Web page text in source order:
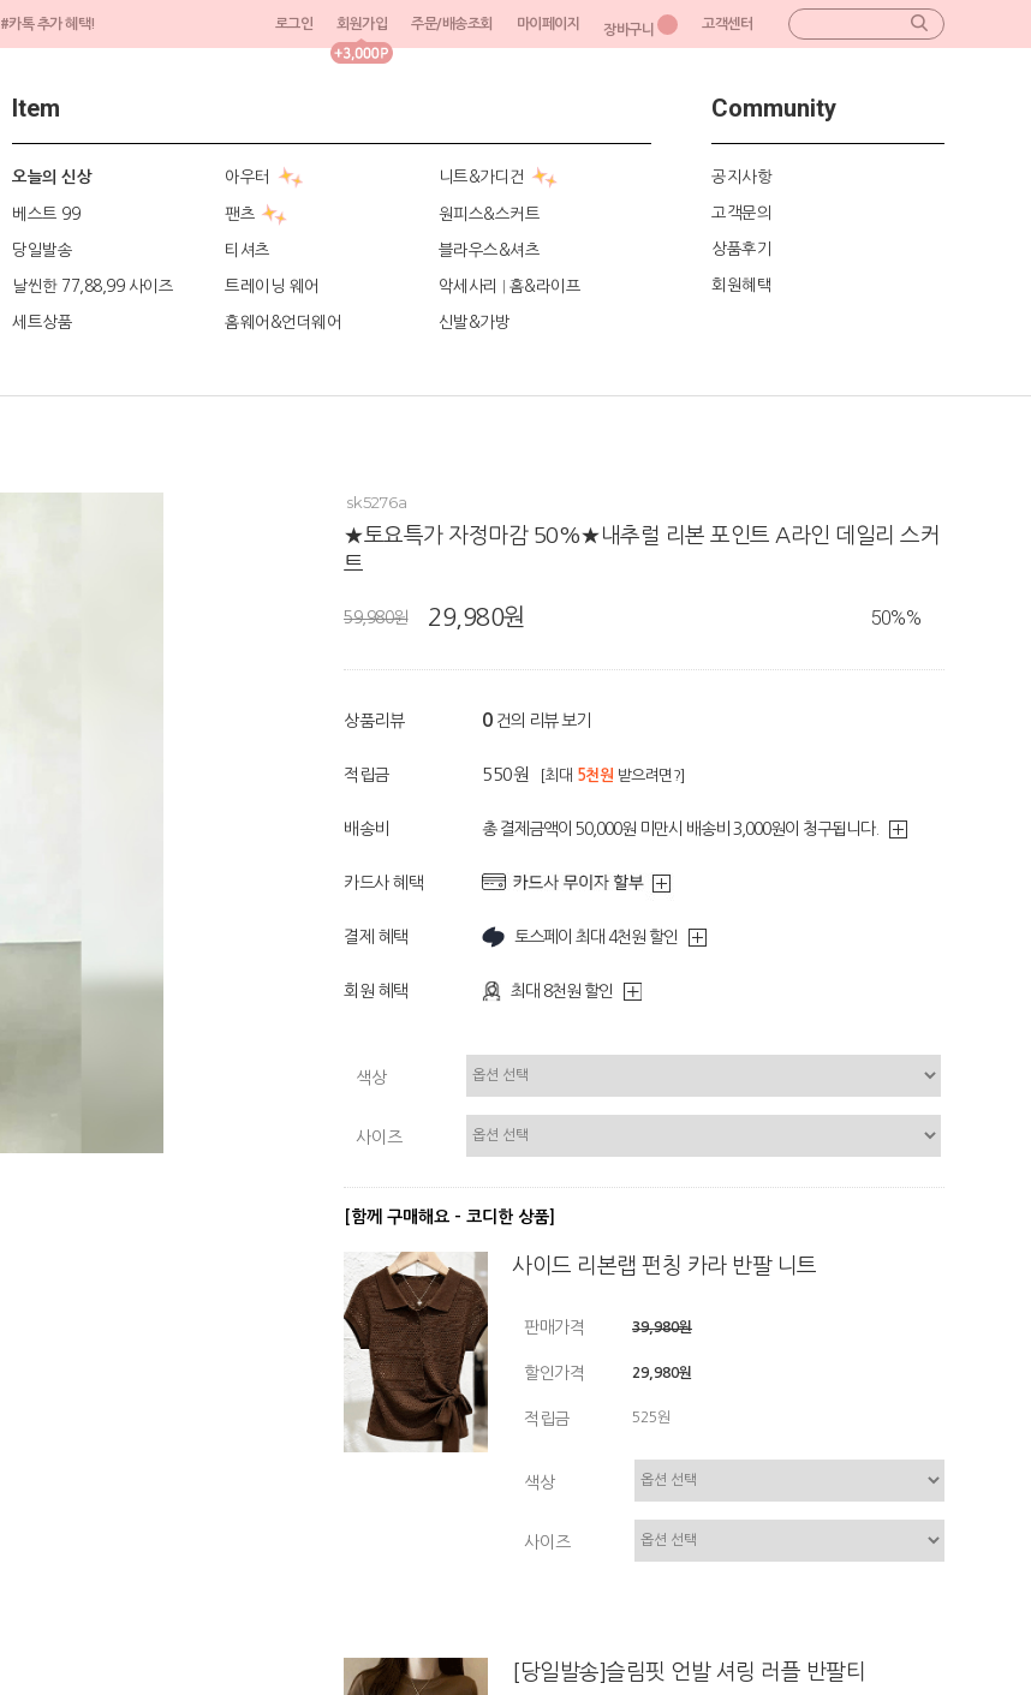
#카톡 추가 혜택! 로그인 회원가입 주문/배송조회 마이페이지 장바구니 고객센터
Item
오늘의 신상 아우터 니트&가디건
베스트 99 팬츠 원피스&스커트
당일발송 티셔츠 블라우스&셔츠
날씬한 77,88,99 사이즈 트레이닝 웨어 악세사리 홈&라이프
세트상품 홈웨어&언더웨어 신발&가방
Community
공지사항
고객문의
상품후기
회원혜택
sk5276a
★토요특가 자정마감 50%★내추럴 리본 포인트 A라인 데일리 스커
트
59,980원 29,980원 50%%
상품리뷰 0 건의 리뷰 보기
적립금 550원 [최대 5천원 받으려면?]
배송비 총 결제금액이 50,000원 미만시 배송비 3,000원이 청구됩니다.
카드사 혜택
결제 혜택 토스페이 최대 4천원 할인
회원 혜택 최대 8천원 할인
색상
사이즈
[함께 구매해요 - 코디한 상품]
사이드 리본랩 펀칭 카라 반팔 니트
판매가격 39,980원
할인가격 29,980원
적립금 525원
색상
사이즈
[당일발송]슬림핏 언발 셔링 러플 반팔티